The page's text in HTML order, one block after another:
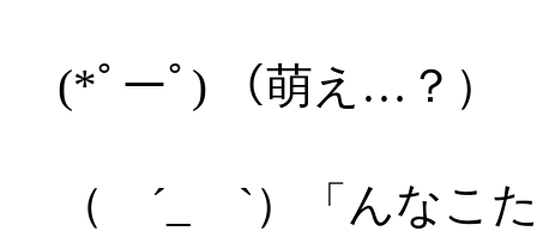
(*ﾟーﾟ) （萌え…？）
（ ´_ゝ`）「んなこ